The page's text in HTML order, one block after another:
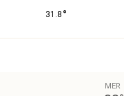
31.8 °
MER